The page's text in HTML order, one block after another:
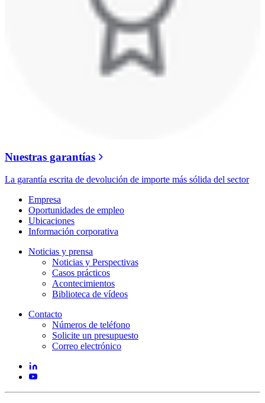
Nuestras garantías
La garantía escrita de devolución de importe más sólida del sector
Empresa
Oportunidades de empleo
Ubicaciones
Información corporativa
Noticias y prensa
Noticias y Perspectivas
Casos prácticos
Acontecimientos
Biblioteca de vídeos
Contacto
Números de teléfono
Solicite un presupuesto
Correo electrónico